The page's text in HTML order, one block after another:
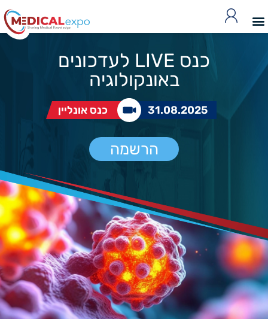
כנס LIVE לעדכונים
באונקולוגיה
31.08.2025 כנס אונליין
הרשמה